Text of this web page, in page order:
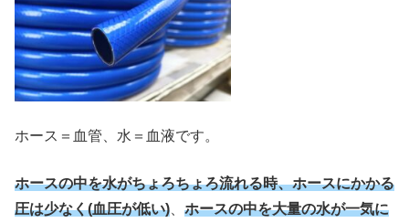
ホース＝血管、水＝血液です。
ホースの中を水がちょろちょろ流れる時、ホースにかかる
圧は少なく(血圧が低い)
ホースの中を大量の水が一気に